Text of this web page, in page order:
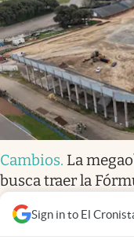
Sign in to El
Cambios. La
busca traer la